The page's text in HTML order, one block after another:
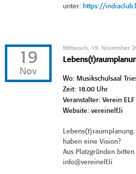
unter: https://
19
Nov
Mittwoch, 19. November
Wo: Musikschulsaal
Zeit: 18.00 Uhr
Veranstalter: Verein ELF
Website: vereinelf.li
haben eine Vision?
Aus Platzgründen
info@vereinelf.li